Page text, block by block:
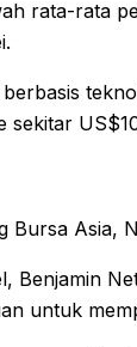
rata-rata
Bursa Asia,
Benjamin
untuk